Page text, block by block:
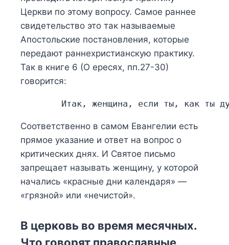
Церкви по этому вопросу. Самое раннее
свидетельство это так называемые
Апостольские постановления, которые
передают раннехристианскую практику.
Так в книге 6 (О ересях, пп.27-30)
говорится:
Итак, женщина, если ты, как ты
Соответственно в самом Евангелии есть
прямое указание и ответ на вопрос о
критических днях. И Святое письмо
запрещает называть женщину, у которой
начались «красные дни календаря» —
«грязной» или «нечистой».
В церковь во время месячных.